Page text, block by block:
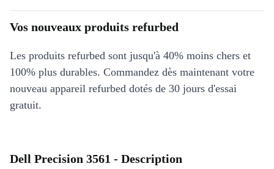
Vos nouveaux produits refurbed
Les produits refurbed sont jusqu'à 40% moins chers et
100% plus durables. Commandez dès maintenant votre
nouveau appareil refurbed dotés de 30 jours d'essai
gratuit.
Dell Precision 3561 - Description